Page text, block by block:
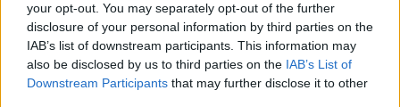
your opt-out. You may separately opt-out of the further
disclosure of your personal information by third parties on the
IAB’s list of downstream participants. This information may
also be disclosed by us to third parties on the IAB’s List of
Downstream Participants that may further disclose it to other
κάποιοι οπλισμένοι με ρόπαλα,ανταπέδωσαν
πετώντας πέτρες, σύμφωνα με τον
φωτοειδησεογράφο. Λεωφορεία και
αυτοκίνητα κοντά στην αστυνομική